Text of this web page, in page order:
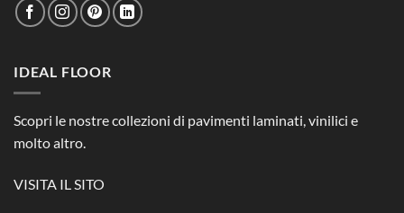
IDEAL FLOOR
Scopri le nostre collezioni di pavimenti laminati, vinilici e
molto altro.
VISITA IL SITO